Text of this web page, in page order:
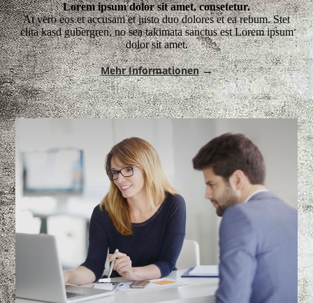
Lorem ipsum dolor sit amet, consetetur.
At vero eos et accusam et justo duo dolores et ea rebum. Stet
clita kasd gubergren, no sea takimata sanctus est Lorem ipsum
dolor sit amet.
Mehr Informationen →